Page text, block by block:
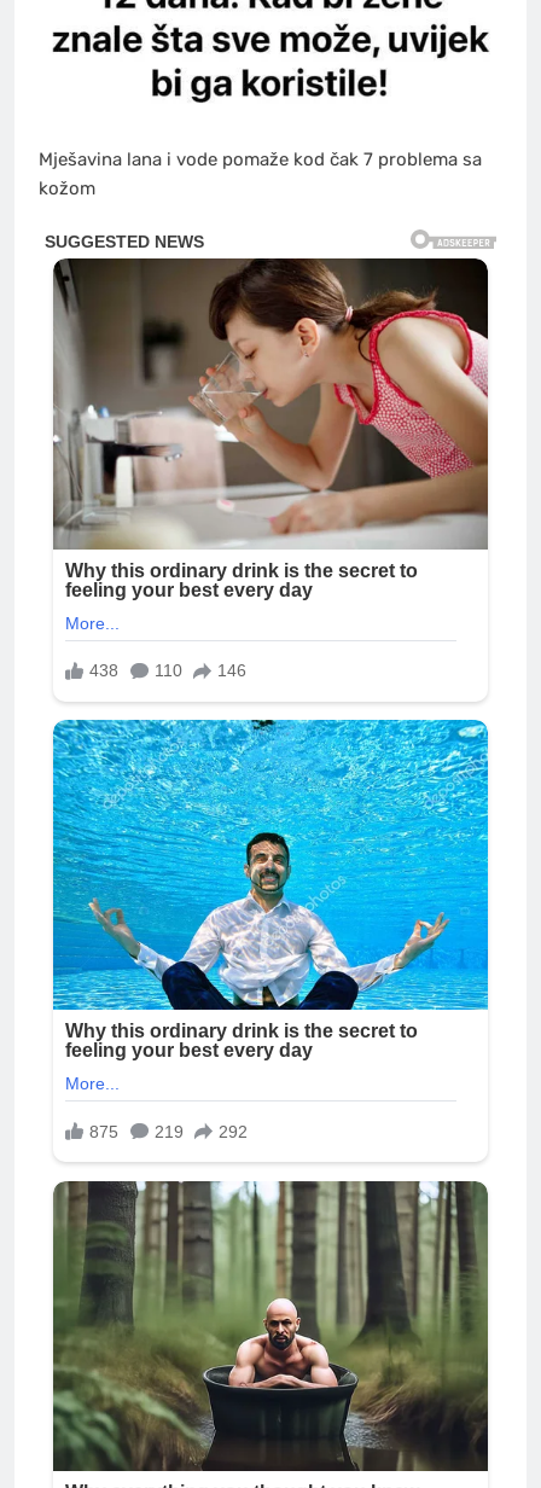
Mješavina lana i vode pomaže kod čak 7 problema sa
kožom